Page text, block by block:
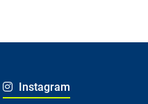
Instagram